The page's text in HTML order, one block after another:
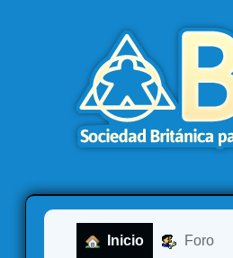
Inicio Foro